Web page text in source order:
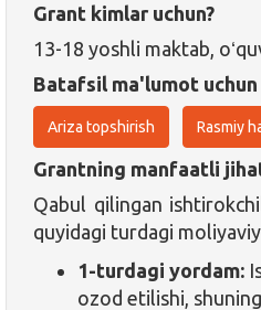
Grant kimlar uchun?
13-18 yoshli maktab,
Batafsil ma'lumot
Ariza topshirish Rasmiy
Grantning manfaatli
Qabul qilingan
quyidagi turdagi
1-turdagi yordam:
ozod etilishi,